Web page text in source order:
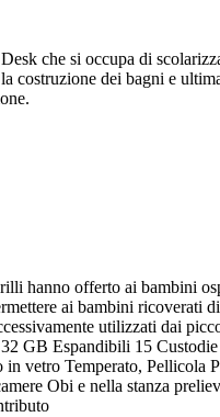
che si occupa di
dei bagni e
hanno offerto ai bambini
ai bambini ricoverati
utilizzati dai
Espandibili 15
vetro Temperato,
Obi e nella stanza